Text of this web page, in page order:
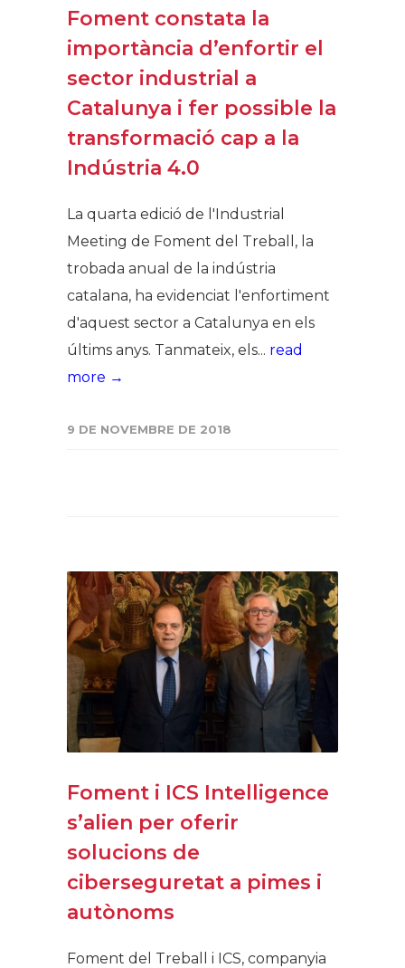
Foment constata la
importància d’enfortir el
sector industrial a
Catalunya i fer possible la
transformació cap a la
Indústria 4.0
La quarta edició de l'Industrial
Meeting de Foment del Treball, la
trobada anual de la indústria
catalana, ha evidenciat l'enfortiment
d'aquest sector a Catalunya en els
últims anys. Tanmateix, els... read
more →
9 DE NOVEMBRE DE 2018
Foment i ICS Intelligence
s’alien per oferir
solucions de
ciberseguretat a pimes i
autònoms
Foment del Treball i ICS, companyia